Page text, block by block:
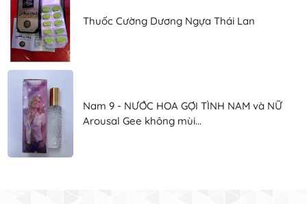
Thuốc Cường Dương Ngựa Thái Lan
Nam 9 - NƯỚC HOA GỢI TÌNH NAM và NỮ
Arousal Gee không mùi...